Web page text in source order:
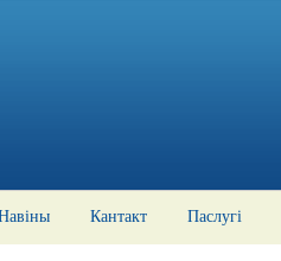
Кантакт Паслугі